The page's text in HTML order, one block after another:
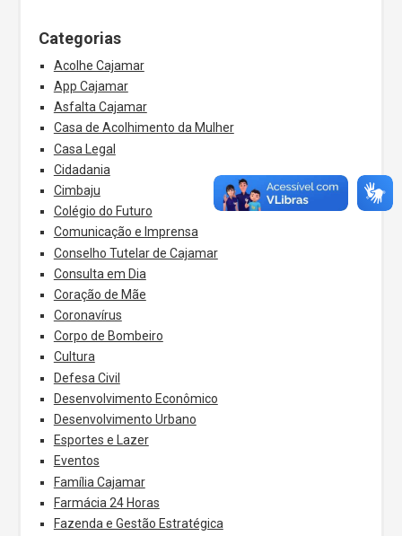
Categorias
Acolhe Cajamar
App Cajamar
Asfalta Cajamar
Casa de Acolhimento da Mulher
Casa Legal
Cidadania
Cimbaju
Colégio do Futuro
Comunicação e Imprensa
Conselho Tutelar de Cajamar
Consulta em Dia
Coração de Mãe
Coronavírus
Corpo de Bombeiro
Cultura
Defesa Civil
Desenvolvimento Econômico
Desenvolvimento Urbano
Esportes e Lazer
Eventos
Família Cajamar
Farmácia 24 Horas
Fazenda e Gestão Estratégica